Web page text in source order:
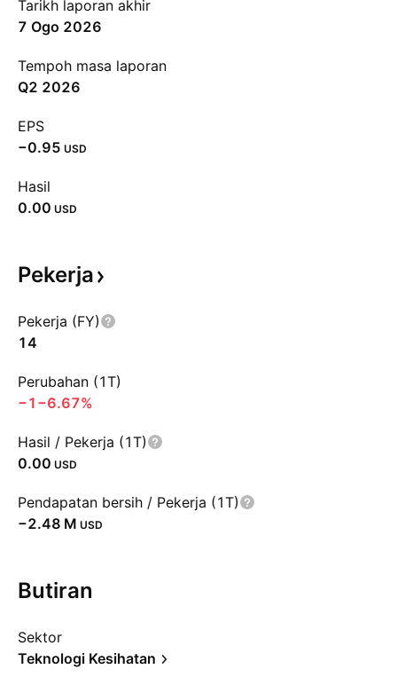
Tarikh laporan akhir
7 Ogo 2026
Tempoh masa laporan
Q2 2026
EPS
−0.95 USD
Hasil
0.00 USD
Pekerja
Pekerja (FY)
14
Perubahan (1T)
−1 −6.67%
Hasil / Pekerja (1T)
0.00 USD
Pendapatan bersih / Pekerja (1T)
‪−2.48 M‬ USD
Butiran
Sektor
Teknologi Kesihatan